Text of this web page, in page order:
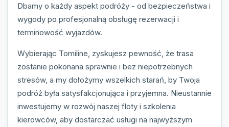
Dbamy o każdy aspekt podróży - od bezpieczeństwa i
wygody po profesjonalną obsługę rezerwacji i
terminowość wyjazdów.
Wybierając Tomiline, zyskujesz pewność, że trasa
zostanie pokonana sprawnie i bez niepotrzebnych
stresów, a my dołożymy wszelkich starań, by Twoja
podróż była satysfakcjonująca i przyjemna. Nieustannie
inwestujemy w rozwój naszej floty i szkolenia
kierowców, aby dostarczać usługi na najwyższym